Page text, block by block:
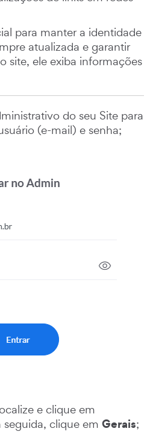
para manter a identidade
atualizada e garantir
site, ele exiba informações
do seu Site para
(e-mail) e senha;
e clique em
seguida, clique em Gerais;